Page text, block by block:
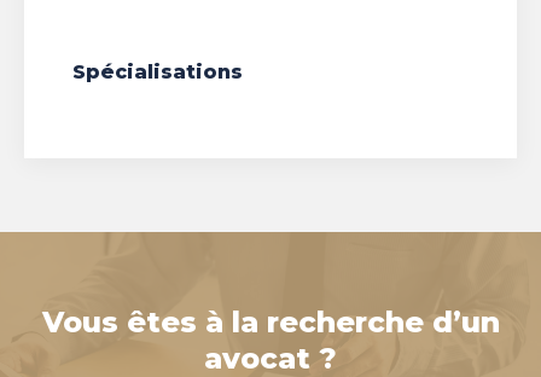
Spécialisations
Vous êtes à la recherche d’un
avocat ?